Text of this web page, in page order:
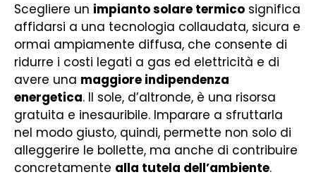
Scegliere un impianto solare termico significa
affidarsi a una tecnologia collaudata, sicura e
ormai ampiamente diffusa, che consente di
ridurre i costi legati a gas ed elettricità e di
avere una maggiore indipendenza
energetica. Il sole, d’altronde, è una risorsa
gratuita e inesauribile. Imparare a sfruttarla
nel modo giusto, quindi, permette non solo di
alleggerire le bollette, ma anche di contribuire
concretamente alla tutela dell’ambiente.